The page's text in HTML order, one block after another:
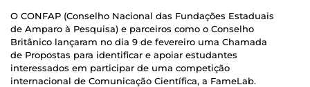
O CONFAP (Conselho Nacional das Fundações Estaduais
de Amparo à Pesquisa) e parceiros como o Conselho
Britânico lançaram no dia 9 de fevereiro uma Chamada
de Propostas para identificar e apoiar estudantes
interessados em participar de uma competição
internacional de Comunicação Científica, a FameLab.